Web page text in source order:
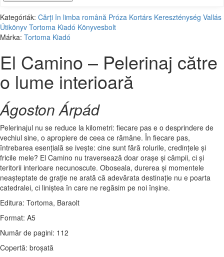
Kategóriák: Cărți în limba română Próza Kortárs Kereszténység Vallás
Útikönyv Tortoma Kiadó Könyvesbolt
Márka: Tortoma Kiadó
El Camino – Pelerinaj către
o lume interioară
Ágoston Árpád
Pelerinajul nu se reduce la kilometri: fiecare pas e o desprindere de
vechiul sine, o apropiere de ceea ce rămâne. În fiecare pas,
întrebarea esențială se ivește: cine sunt fără rolurile, credințele și
fricile mele? El Camino nu traversează doar orașe și câmpii, ci și
teritorii interioare necunoscute. Oboseala, durerea și momentele
neașteptate de grație ne arată că adevărata destinație nu e poarta
catedralei, ci liniștea în care ne regăsim pe noi înșine.
Editura: Tortoma, Baraolt
Format: A5
Număr de pagini: 112
Copertă: broșată